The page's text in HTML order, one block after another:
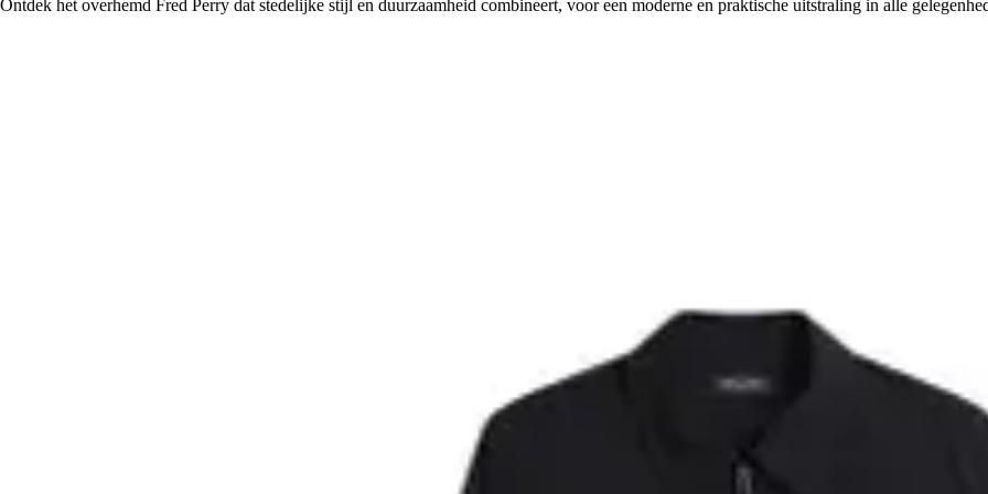
Ontdek het overhemd Fred Perry dat stedelijke stijl en duurzaamheid combineert, voor een moderne en praktische uitstraling in alle